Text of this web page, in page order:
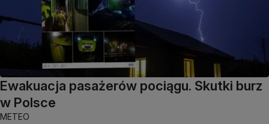
Ewakuacja pasażerów pociągu. Skutki burz
w Polsce
METEO